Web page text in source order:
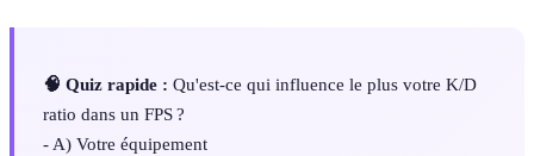
🧠 Quiz rapide : Qu'est-ce qui influence le plus votre K/D
ratio dans un FPS ?
- A) Votre équipement